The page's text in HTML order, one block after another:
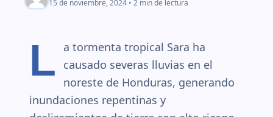
15 de noviembre, 2024 • 2 min de lectura
L
a tormenta tropical Sara ha
causado severas lluvias en el
noreste de Honduras, generando
inundaciones repentinas y